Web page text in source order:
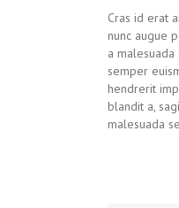
Cras id erat
nunc augue
a
semper
hendrerit
blandit a,
malesuada